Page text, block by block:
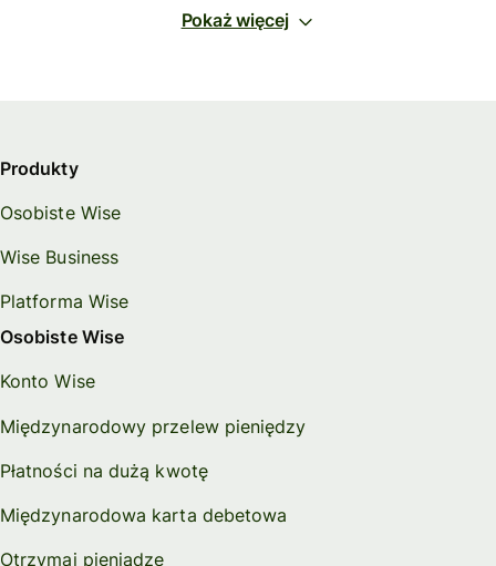
Pokaż więcej
Produkty
Osobiste Wise
Wise Business
Platforma Wise
Osobiste Wise
Konto Wise
Międzynarodowy przelew pieniędzy
Płatności na dużą kwotę
Międzynarodowa karta debetowa
Otrzymaj pieniądze